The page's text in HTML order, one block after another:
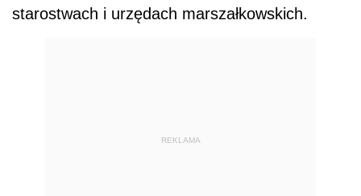
starostwach i urzędach marszałkowskich.
REKLAMA